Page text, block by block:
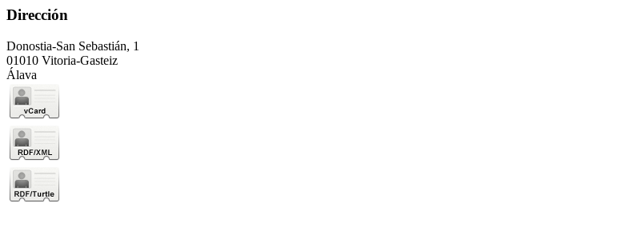
Dirección
Donostia-San Sebastián, 1
01010 Vitoria-Gasteiz
Álava